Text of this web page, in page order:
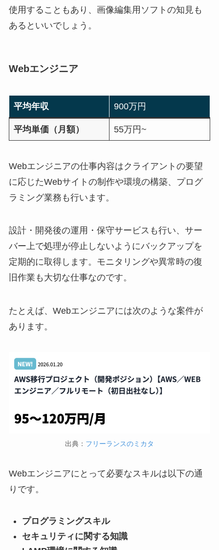
使用することもあり、画像編集用ソフトの知見も
あるといいでしょう。
Webエンジニア
平均年収 900万円
平均単価（月額） 55万円~
Webエンジニアの仕事内容はクライアントの要望
に応じたWebサイトの制作や環境の構築、プログ
ラミング業務も行います。
設計・開発後の運用・保守サービスも行い、サー
バー上で処理が停止しないようにバックアップを
定期的に取得します。モニタリングや異常時の復
旧作業も大切な仕事なのです。
たとえば、Webエンジニアには次のような案件が
あります。
出典： フリーランスのミカタ
Webエンジニアにとって必要なスキルは以下の通
りです。
プログラミングスキル
セキュリティに関する知識